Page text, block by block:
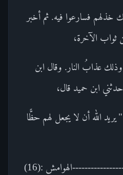
خذلهم فسارعوا فيه. ثم أخبر
ثواب الآخرة،
عذابُ النار. وقال ابن
الله أن لا يجعل لهم حظًّا
أن يُحبط أعمالهم. (20)----------------------الهوامش :(16)